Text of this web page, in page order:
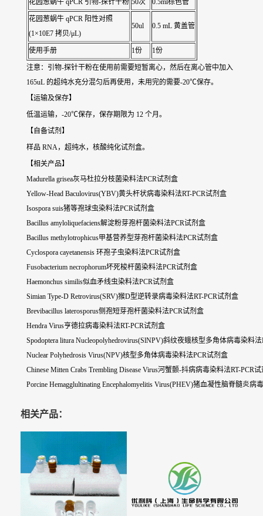
花园葱蜗牛 qPCR 引物-探针干粉 50次 0.5ml棕色管
花园葱蜗牛 qPCR 阳性对照
(1×10E7 拷贝/μL)
50ul 0.5 mL 黄盖管
使用手册 1份 1份
注意：引物-探针干粉在使用前需要短暂离心，然后在离心管中加入
165uL 的超纯水充分混匀后再使用，未用完的需要-20℃保存。
【运输及保存】
低温运输，-20℃保存，保存期限为 12 个月。
【自备试剂】
样品 RNA，超纯水，核酸纯化试剂盒。
【相关产品】
Madurella grisea灰马杜拉分枝菌染料法PCR试剂盒
Yellow-Head Baculovirus(YBV)黄头杆状病毒染料法RT-PCR试剂盒
Isospora suis猪等孢球虫染料法PCR试剂盒
Bacillus amyloliquefaciens解淀粉芽孢杆菌染料法PCR试剂盒
Bacillus methylotrophicus甲基营养型芽孢杆菌染料法PCR试剂盒
Cyclospora cayetanensis 环孢子虫染料法PCR试剂盒
Fusobacterium necrophorum坏死梭杆菌染料法PCR试剂盒
Haemonchus similis似血矛线虫染料法PCR试剂盒
Simian Type-D Retrovirus(SRV)猴D型逆转录病毒染料法RT-PCR试剂盒
Brevibacillus laterosporus侧孢短芽孢杆菌染料法PCR试剂盒
Hendra Virus亨德拉病毒染料法RT-PCR试剂盒
Spodoptera litura Nucleopolyhedrovirus(SlNPV)斜纹夜蛾核型多角体病毒染料
Nuclear Polyhedrosis Virus(NPV)核型多角体病毒染料法PCR试剂盒
Chinese Mitten Crabs Trembling Disease Virus河蟹颤-抖病病毒染料法RT-PCR
Porcine Hemagglultinating Encephalomyelitis Virus(PHEV)猪血凝性脑脊髓炎病
相关产品：